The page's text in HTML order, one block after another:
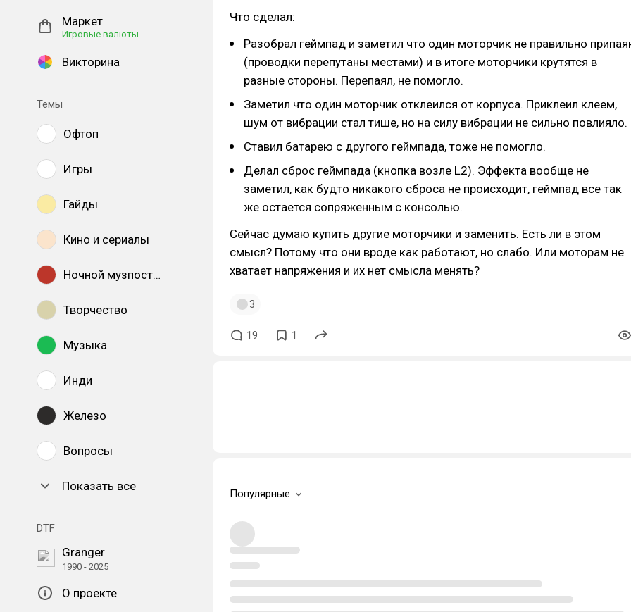
Маркет
Игровые валюты
Викторина
Темы
Офтоп
Игры
Гайды
Кино и сериалы
Ночной музпостинг
Творчество
Музыка
Инди
Железо
Вопросы
Показать все
DTF
Granger
1990 - 2025
О проекте
Что сделал:
Разобрал геймпад и заметил что один моторчик не правильно
(проводки перепутаны местами) и в итоге моторчики крутятся в
разные стороны. Перепаял, не помогло.
Заметил что один моторчик отклеился от корпуса. Приклеил клеем,
шум от вибрации стал тише, но на силу вибрации не сильно повлияло.
Ставил батарею с другого геймпада, тоже не помогло.
Делал сброс геймпада (кнопка возле L2). Эффекта вообще не
заметил, как будто никакого сброса не происходит, геймпад все так
же остается сопряженным с консолью.
Сейчас думаю купить другие моторчики и заменить. Есть ли в этом
смысл? Потому что они вроде как работают, но слабо. Или моторам не
хватает напряжения и их нет смысла менять?
3
19 1
Популярные